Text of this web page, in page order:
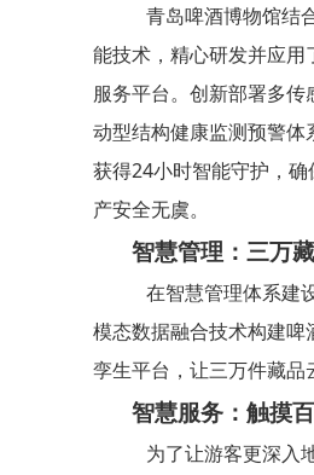
青岛啤酒博物馆结
能技术，精心研发并应用
服务平台。创新部署多传
动型结构健康监测预警体
获得24小时智能守护，
产安全无虞。
智慧管理：三万
在智慧管理体系建
模态数据融合技术构建啤
孪生平台，让三万件藏品
智慧服务：触摸
为了让游客更深入